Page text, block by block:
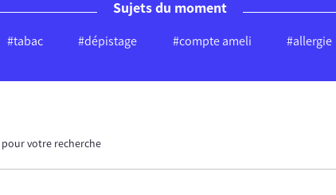
Sujets du moment
#tabac #dépistage #compte ameli #allergie
pour votre recherche